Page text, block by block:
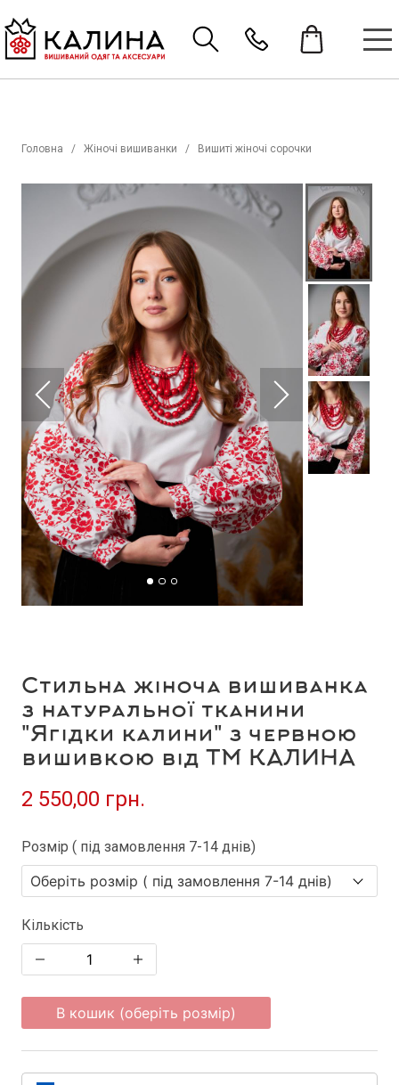
Головна Жіночі вишиванки Вишиті жіночі сорочки
Стильна жіноча вишиванка
з натуральної тканини
"Ягідки калини" з червною
вишивкою від ТМ КАЛИНА
2 550,00 грн.
Розмір ( під замовлення 7-14 днів)
Кількість
В кошик (оберіть розмір)